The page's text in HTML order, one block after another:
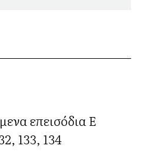
επεισόδια Ε
133, 134